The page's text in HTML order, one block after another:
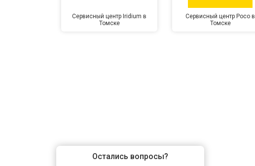
Сервисный центр Iridium в
Томске
Сервисный центр Poco в
Томске
Остались вопросы?